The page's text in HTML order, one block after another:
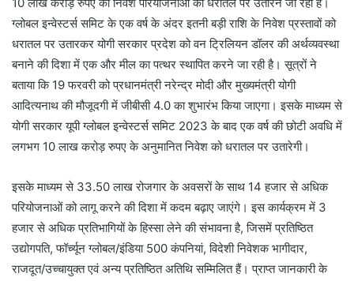
ग्लोबल इन्वेस्टर्स समिट के एक वर्ष के अंदर इतनी बड़ी राशि के निवेश प्रस्तावों को
धरातल पर उतारकर योगी सरकार प्रदेश को वन ट्रिलियन डॉलर की अर्थव्यवस्था
बनाने की दिशा में एक और मील का पत्थर स्थापित करने जा रही है। सूत्रों ने
बताया कि 19 फरवरी को प्रधानमंत्री नरेन्द्र मोदी और मुख्यमंत्री योगी
आदित्यनाथ की मौजूदगी में जीबीसी 4.0 का शुभारंभ किया जाएगा। इसके माध्यम से
योगी सरकार यूपी ग्लोबल इन्वेस्टर्स समिट 2023 के बाद एक वर्ष की छोटी अवधि में
लगभग 10 लाख करोड़ रुपए के अनुमानित निवेश को धरातल पर उतारेगी।
इसके माध्यम से 33.50 लाख रोजगार के अवसरों के साथ 14 हजार से अधिक
परियोजनाओं को लागू करने की दिशा में कदम बढ़ाए जाएंगे। इस कार्यक्रम में 3
हजार से अधिक प्रतिभागियों के हिस्सा लेने की संभावना है, जिसमें प्रतिष्ठित
उद्योगपति, फॉर्च्यून ग्लोबल/इंडिया 500 कंपनियां, विदेशी निवेशक भागीदार,
राजदूत/उच्चायुक्त एवं अन्य प्रतिष्ठित अतिथि सम्मिलित हैं। प्राप्त जानकारी के